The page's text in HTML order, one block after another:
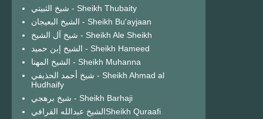
شيخ الثبيتي - Sheikh Thubaity
الشيخ البعيجان - Sheikh Bu'ayjaan
شيخ آل الشيخ - Sheikh Ale Sheikh
الشيخ إبن حميد - Sheikh Hameed
الشيخ المهنا - Sheikh Muhanna
شيخ أحمد الحذيفي - Sheikh Ahmad al
Hudhaify
شيخ برهجي - Sheikh Barhaji
الشيخ عبدالله القرافيSheikh Quraafi